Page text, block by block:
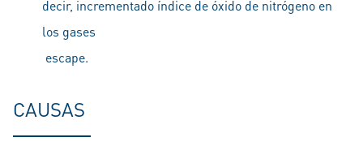
decir, incrementado índice de óxido de nitrógeno en
los gases
escape.
CAUSAS